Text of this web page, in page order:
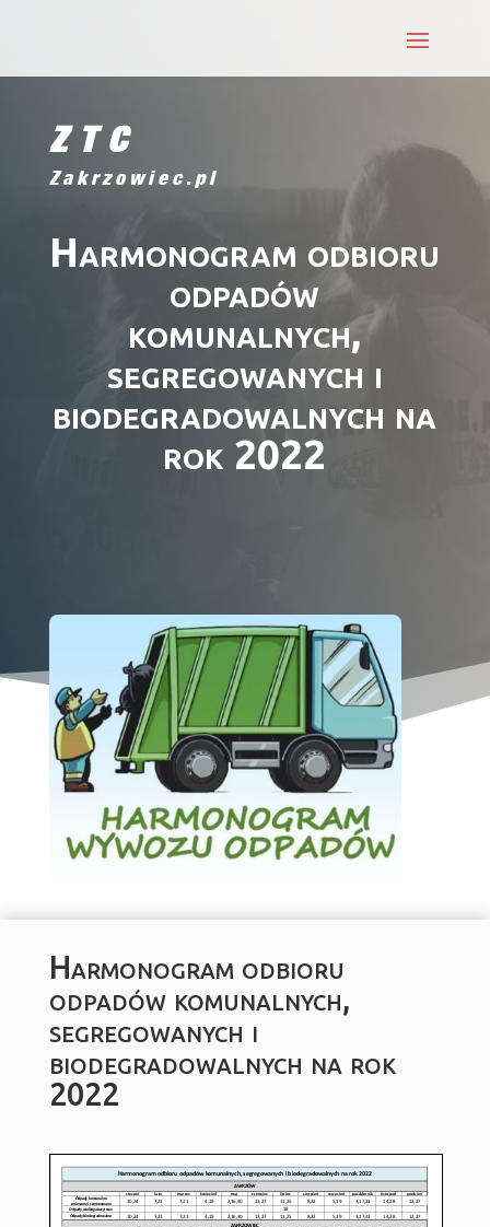
ZTC
Zakrzowiec.pl
Harmonogram odbioru
odpadów
komunalnych,
segregowanych i
biodegradowalnych na
rok 2022
Harmonogram odbioru
odpadów komunalnych,
segregowanych i
biodegradowalnych na rok
2022